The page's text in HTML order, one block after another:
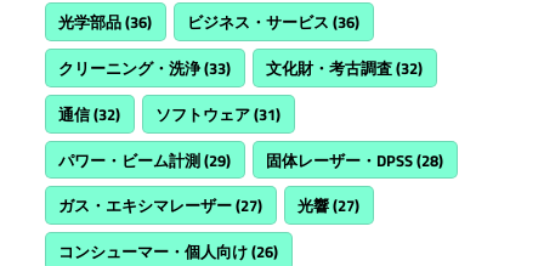
光学部品(36) ビジネス・サービス (36)
クリーニング・洗浄(33) 文化財・考古調査(32)
通信(32) ソフトウェア(31)
パワー・ビーム計測(29) 固体レーザー・DPSS(28)
ガス・エキシマレーザー(27) 光響(27)
コンシューマー・個人向け(26)